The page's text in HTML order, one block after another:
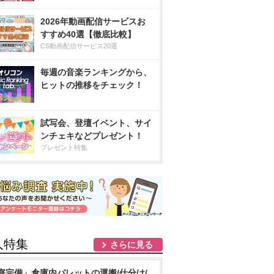
2026年動画配信サービスお
すすめ40選【徹底比較】
CS動画配信サービス20選
毎週の音楽ランキングから、
ヒットの推移をチェック！
試写会、登壇イベント、サイ
ンチェキなどプレゼント！
プレゼント特集
特集 さらに見る